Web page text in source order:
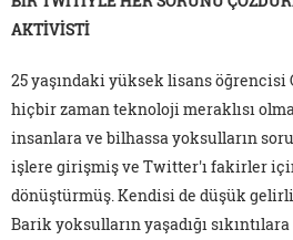
AKTİVİSTİ
25 yaşındaki yüksek lisans öğrencisi
hiçbir zaman teknoloji meraklısı
insanlara ve bilhassa yoksulların
işlere girişmiş ve Twitter'ı fakirler
dönüştürmüş. Kendisi de düşük
Barik yoksulların yaşadığı